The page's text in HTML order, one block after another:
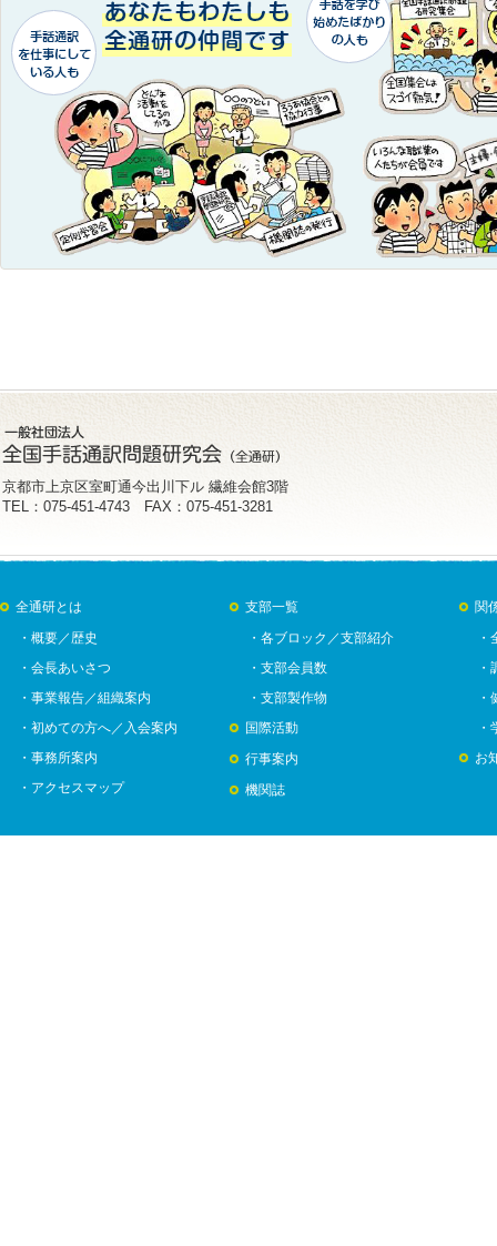
京都市上京区室町通今出川下ル 繊維会館3階
TEL：075-451-4743 FAX：075-451-3281
全通研とは
・概要／歴史
・会長あいさつ
・事業報告／組織案内
・初めての方へ／入会案内
・事務所案内
・アクセスマップ
支部一覧
・各ブロック／支部紹介
・支部会員数
・支部製作物
国際活動
行事案内
機関誌
関
お